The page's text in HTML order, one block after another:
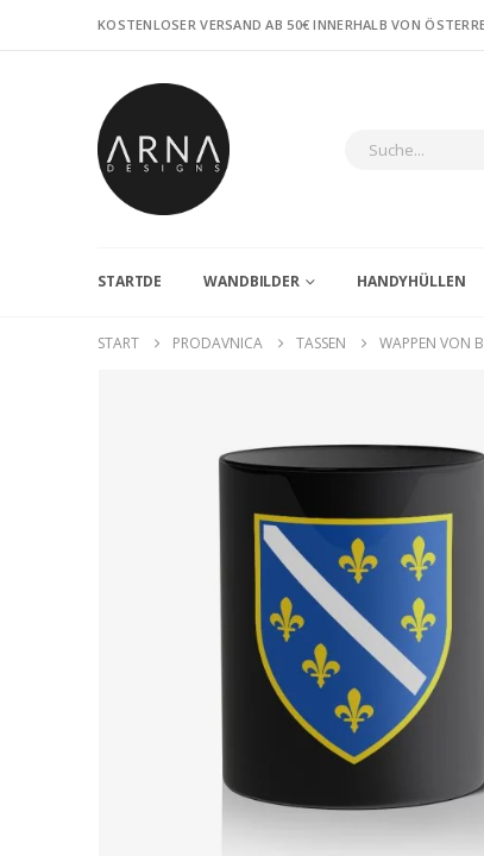
KOSTENLOSER VERSAND AB 50€ INNERHALB VON
STARTDE WANDBILDER HANDYHÜLLEN
START PRODAVNICA TASSEN WAPPEN VON